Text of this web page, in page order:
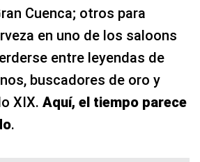
Cuenca; otros para
en uno de los saloons
entre leyendas de
buscadores de oro y
XIX. Aquí, el tiempo parece
.